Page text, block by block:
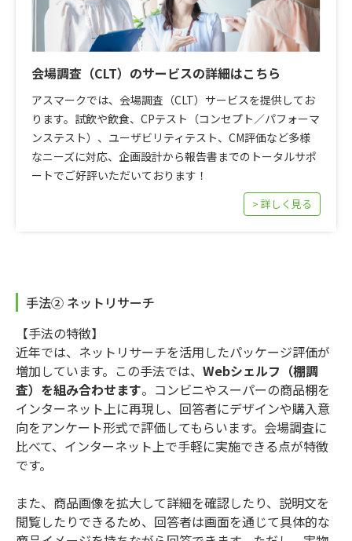
会場調査（CLT）のサービスの詳細はこちら
アスマークでは、会場調査（CLT）サービスを提供してお
ります。試飲や飲食、CPテスト（コンセプト／パフォーマ
ンステスト）、ユーザビリティテスト、CM評価など多様
なニーズに対応、企画設計から報告書までのトータルサポ
ートでご好評いただいております！
> 詳しく見る
手法② ネットリサーチ
【手法の特徴】
近年では、ネットリサーチを活用したパッケージ評価が
増加しています。この手法では、 Webシェルフ（棚調
査）を組み合わせます。コンビニやスーパーの商品棚を
インターネット上に再現し、回答者にデザインや購入意
向をアンケート形式で評価してもらいます。会場調査に
比べて、インターネット上で手軽に実施できる点が特徴
です。
また、商品画像を拡大して詳細を確認したり、説明文を
閲覧したりできるため、回答者は画面を通じて具体的な